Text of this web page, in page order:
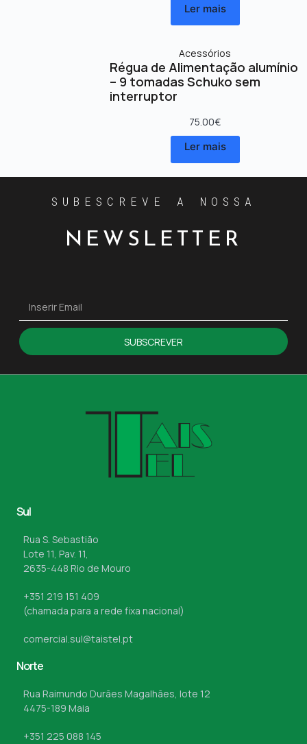
Ler mais
Acessórios
Régua de Alimentação alumínio
– 9 tomadas Schuko sem
interruptor
75.00€
Ler mais
SUBESCREVE A NOSSA
NEWSLETTER
SUBSCREVER
Sul
Rua S. Sebastião
Lote 11, Pav. 11,
2635-448 Rio de Mouro
+351 219 151 409
(chamada para a rede fixa nacional)
comercial.sul@taistel.pt
Norte
Rua Raimundo Durães Magalhães, lote 12
4475-189 Maia
+351 225 088 145